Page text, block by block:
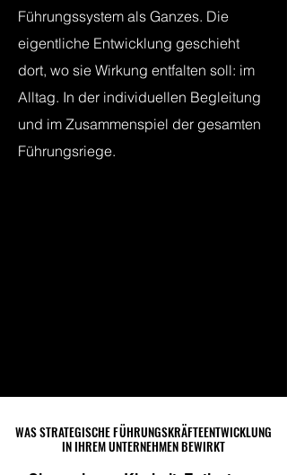
Führungssystem als Ganzes. Die
eigentliche Entwicklung geschieht
dort, wo sie Wirkung entfalten soll: im
Alltag. In der individuellen Begleitung
und im Zusammenspiel der gesamten
Führungsriege.
WAS STRATEGISCHE FÜHRUNGSKRÄFTEENTWICKLUNG
IN IHREM UNTERNEHMEN BEWIRKT
WAS STRATEGISCHE FÜHRUNGSKRÄFTEENTWICKLUNG
IN IHREM UNTERNEHMEN BEWIRKT